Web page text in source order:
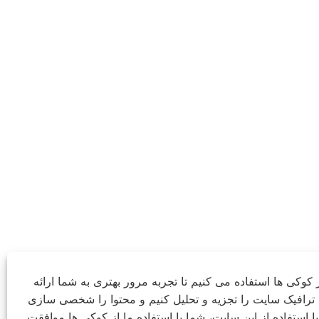
کوکی ها استفاده می کنیم تا تجربه مرور بهتری به شما ارائه
ترافیک سایت را تجزیه و تحلیل کنیم و محتوا را شخصی سازی